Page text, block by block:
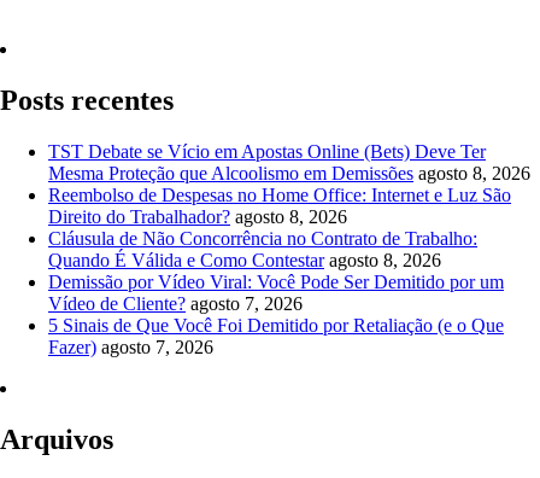
Posts recentes
TST Debate se Vício em Apostas Online (Bets) Deve Ter
Mesma Proteção que Alcoolismo em Demissões agosto 8, 2026
Reembolso de Despesas no Home Office: Internet e Luz São
Direito do Trabalhador? agosto 8, 2026
Cláusula de Não Concorrência no Contrato de Trabalho:
Quando É Válida e Como Contestar agosto 8, 2026
Demissão por Vídeo Viral: Você Pode Ser Demitido por um
Vídeo de Cliente? agosto 7, 2026
5 Sinais de Que Você Foi Demitido por Retaliação (e o Que
Fazer) agosto 7, 2026
Arquivos